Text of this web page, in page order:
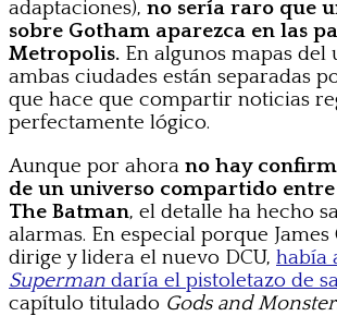
adaptaciones), no sería raro que
sobre Gotham aparezca en las
Metropolis. En algunos mapas del
ambas ciudades están separadas
que hace que compartir noticias
perfectamente lógico.
Aunque por ahora no hay
de un universo compartido
The Batman, el detalle ha hecho
alarmas. En especial porque
dirige y lidera el nuevo DCU, había
Superman daría el pistoletazo de
capítulo titulado Gods and